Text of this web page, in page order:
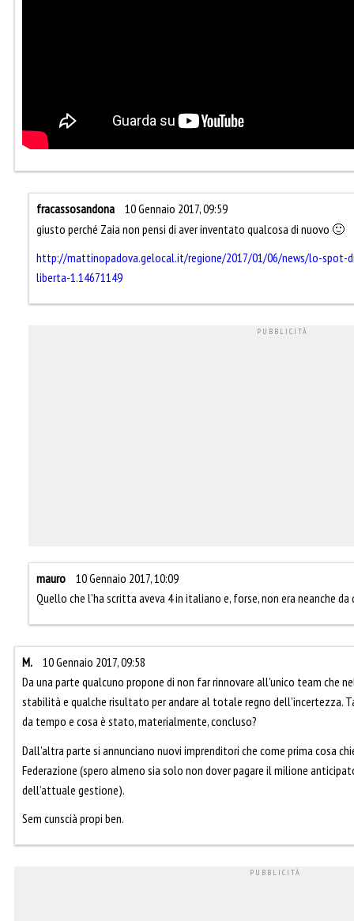
fracassosandona
10 Gennaio 2017, 09:59
giusto perché Zaia non pensi di aver inventato qualcosa di nuovo 🙂
http://mattinopadova.gelocal.it/regione/2017/01/06/news/lo-spot-
liberta-1.14671149
mauro
10 Gennaio 2017, 10:09
Quello che l’ha scritta aveva 4 in italiano e, forse, non era neanche
M.
10 Gennaio 2017, 09:58
Da una parte qualcuno propone di non far rinnovare all’unico team che
stabilità e qualche risultato per andare al totale regno dell’incertezza.
da tempo e cosa è stato, materialmente, concluso?
Dall’altra parte si annunciano nuovi imprenditori che come prima cosa
Federazione (spero almeno sia solo non dover pagare il milione
dell’attuale gestione).
Sem cunscià propi ben.